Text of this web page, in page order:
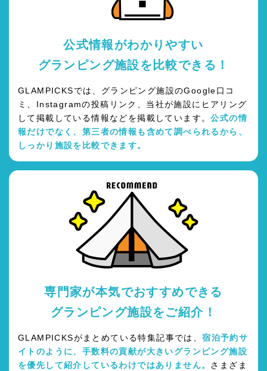
公式情報がわかりやすい
グランピング施設を比較できる！
GLAMPICKSでは、グランピング施設のGoogle口コ
ミ、Instagramの投稿リンク、当社が施設にヒアリング
して掲載している情報などを掲載しています。公式の情
報だけでなく、第三者の情報も含めて調べられるから、
しっかり施設を比較できます。
専門家が本気でおすすめできる
グランピング施設をご紹介！
GLAMPICKSがまとめている特集記事では、宿泊予約サ
イトのように、手数料の貢献が大きいグランピング施設
を優先して紹介しているわけではありません。 さまざま